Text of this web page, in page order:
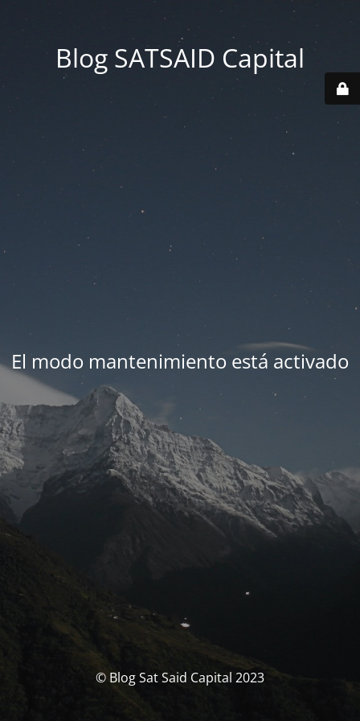
Blog SATSAID Capital
El modo mantenimiento está activado
© Blog Sat Said Capital 2023